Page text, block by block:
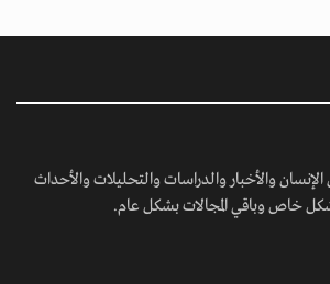
والأخبار والدراسات والتحليلات والأحداث
خاص وباقي المجالات بشكل عام.